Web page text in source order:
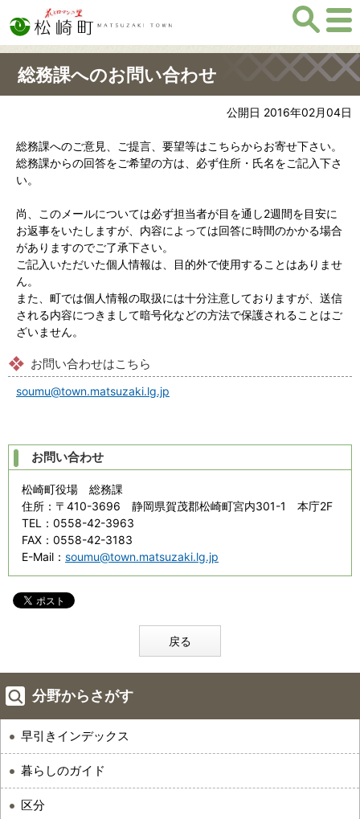
総務課へのお問い合わせ
公開日 2016年02月04日
総務課へのご意見、ご提言、要望等はこちらからお寄せ下さい。
総務課からの回答をご希望の方は、必ず住所・氏名をご記入下さ
い。
尚、このメールについては必ず担当者が目を通し2週間を目安に
お返事をいたしますが、内容によっては回答に時間のかかる場合
がありますのでご了承下さい。
ご記入いただいた個人情報は、目的外で使用することはありませ
ん。
また、町では個人情報の取扱には十分注意しておりますが、送信
される内容につきまして暗号化などの方法で保護されることはご
ざいません。
お問い合わせはこちら
soumu@town.matsuzaki.lg.jp
お問い合わせ
松崎町役場 総務課
住所 ：〒410-3696 静岡県賀茂郡松崎町宮内301-1 本庁2F
TEL
：0558-42-3963
FAX ：0558-42-3183
E-Mail ： soumu@town.matsuzaki.lg.jp
戻る
分野からさがす
早引きインデックス
暮らしのガイド
区分